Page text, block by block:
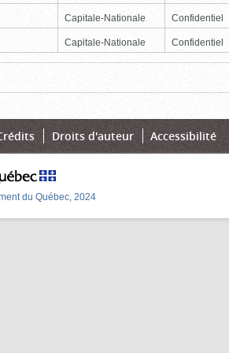
Capitale-Nationale Confidentiel
Capitale-Nationale Confidentiel
Droits d'auteur Accessibilité
du Québec, 2024